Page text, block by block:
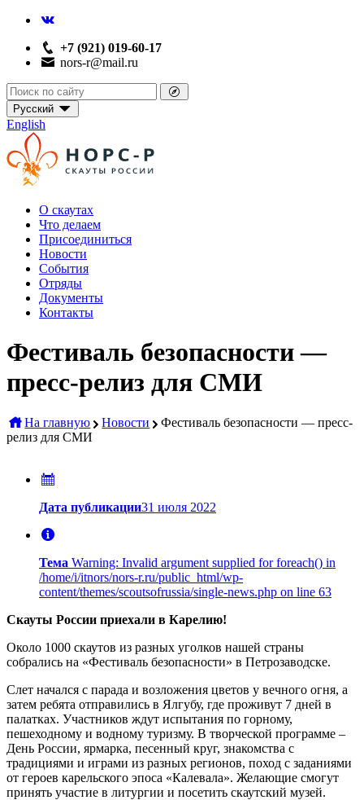
+7 (921) 019-60-17
nors-r@mail.ru
Русский
English
О скаутах
Что делаем
Присоединиться
Новости
События
Отряды
Документы
Контакты
Фестиваль безопасности —
пресс-релиз для СМИ
На главную Новости
Фестиваль безопасности — пресс-
релиз для СМИ
Дата публикации31 июля 2022
Тема Warning: Invalid argument supplied for foreach() in
/home/i/itnors/nors-r.ru/public_html/wp-
content/themes/scoutsofrussia/single-news.php on line 63
Скауты России приехали в Карелию!
Около 1000 скаутов из разных уголков нашей страны
собрались на «Фестиваль безопасности» в Петрозаводске.
Слет начался с парада и возложения цветов у вечного огня, а
затем ребята отправились в Ялгубу, где проживут 7 дней в
палатках. Участников ждут испытания по горному,
пешеходному и водному туризму. В творческой программе –
День России, ярмарка, песенный круг, знакомства с
традициями и играми из разных регионов, поход с заданиями
от героев карельского эпоса «Калевала». Желающие смогут
принять участие в литургии и посетить скаутский музей.